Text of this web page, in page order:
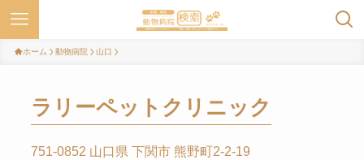
ホーム 動物病院 山口
ラリーペットクリニック
751-0852 山口県 下関市 熊野町2-2-19